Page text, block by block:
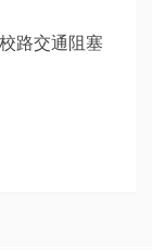
路交通阻塞